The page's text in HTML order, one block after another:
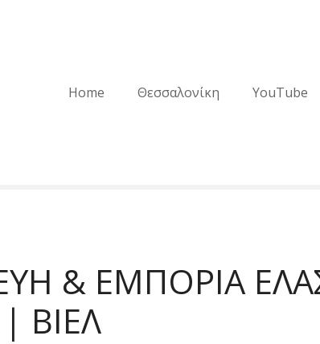
Home Θεσσαλονίκη YouTube
& ΕΜΠΟΡΙΑ
ΒΙΕΛ